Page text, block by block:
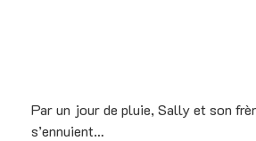
Par un jour de pluie, Sally et son
s’ennuient…